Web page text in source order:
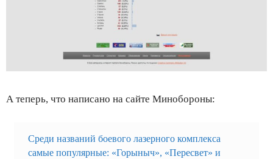
А теперь, что написано на сайте Минобороны:
Среди названий боевого лазерного комплекса
самые популярные: «Горыныч», «Пересвет» и